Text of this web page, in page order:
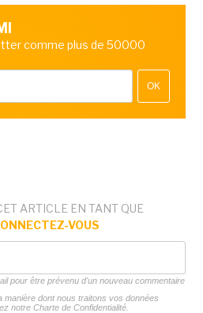
comme plus de 50000
OK
ARTICLE EN TANT QUE
VOUS
pour être prévenu d'un nouveau commentaire
manière dont nous traitons vos données
notre Charte de Confidentialité.